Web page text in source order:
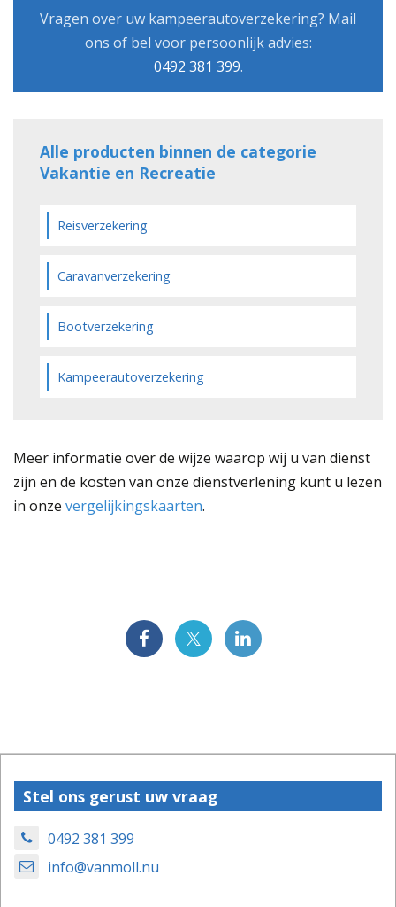
Vragen over uw kampeerautoverzekering? Mail
ons of bel voor persoonlijk advies:
0492 381 399.
Alle producten binnen de categorie
Vakantie en Recreatie
Reisverzekering
Caravanverzekering
Bootverzekering
Kampeerautoverzekering
Meer informatie over de wijze waarop wij u van dienst
zijn en de kosten van onze dienstverlening kunt u lezen
in onze vergelijkingskaarten.
Stel ons gerust uw vraag
0492 381 399
info@vanmoll.nu